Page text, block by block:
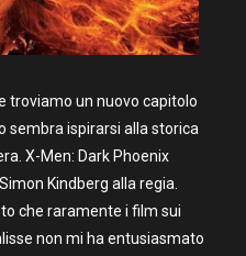
troviamo un nuovo capitolo
sembra ispirarsi alla storica
X-Men: Dark Phoenix
Kindberg alla regia.
che raramente i film sui
non mi ha entusiasmato